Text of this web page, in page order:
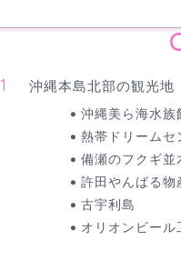
沖縄本島北部の観光地
沖縄美ら海水族
熱帯ドリームセ
備瀬のフクギ並
許田やんばる物
古宇利島
オリオンビール